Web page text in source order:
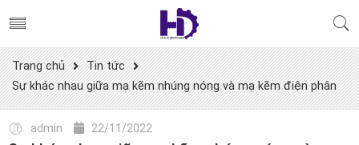
Trang chủ
Tin tức
Sự khác nhau giữa mạ kẽm nhúng nóng và mạ kẽm điện phân
admin 22/11/2022